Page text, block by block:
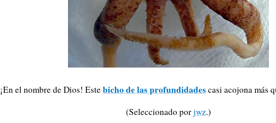
¡En el nombre de Dios! Estebicho de las profundidadescasi acojona más
(Seleccionado porjwz.)